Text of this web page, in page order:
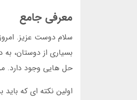
معرفی جامع
سلام دوست عزیز.
بسیاری از دوستان،
حل هایی وجود دارد.
اولین نکته ای که